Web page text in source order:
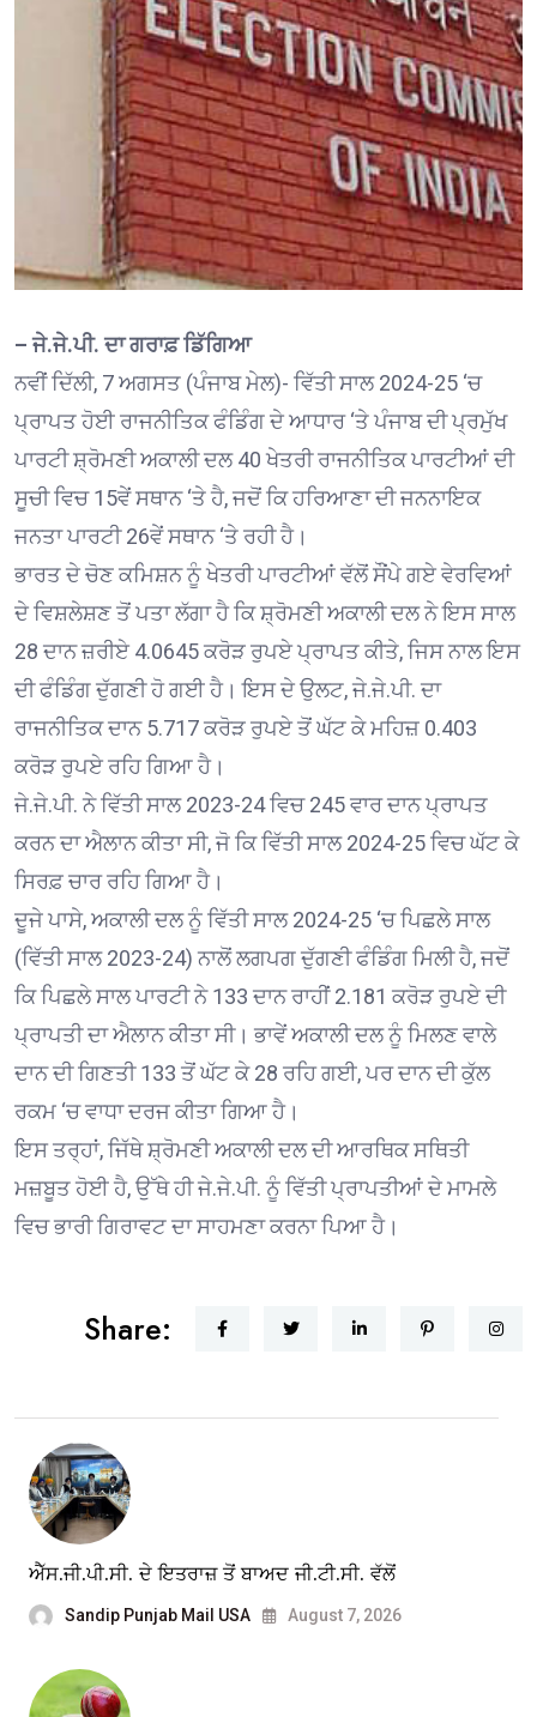
– ਜੇ.ਜੇ.ਪੀ. ਦਾ ਗਰਾਫ਼ ਡਿੱਗਿਆ
ਨਵੀਂ ਦਿੱਲੀ, 7 ਅਗਸਤ (ਪੰਜਾਬ ਮੇਲ)- ਵਿੱਤੀ ਸਾਲ 2024-25 ‘ਚ
ਪ੍ਰਾਪਤ ਹੋਈ ਰਾਜਨੀਤਿਕ ਫੰਡਿੰਗ ਦੇ ਆਧਾਰ ‘ਤੇ ਪੰਜਾਬ ਦੀ ਪ੍ਰਮੁੱਖ
ਪਾਰਟੀ ਸ਼੍ਰੋਮਣੀ ਅਕਾਲੀ ਦਲ 40 ਖੇਤਰੀ ਰਾਜਨੀਤਿਕ ਪਾਰਟੀਆਂ ਦੀ
ਸੂਚੀ ਵਿਚ 15ਵੇਂ ਸਥਾਨ ‘ਤੇ ਹੈ, ਜਦੋਂ ਕਿ ਹਰਿਆਣਾ ਦੀ ਜਨਨਾਇਕ
ਜਨਤਾ ਪਾਰਟੀ 26ਵੇਂ ਸਥਾਨ ‘ਤੇ ਰਹੀ ਹੈ।
ਭਾਰਤ ਦੇ ਚੋਣ ਕਮਿਸ਼ਨ ਨੂੰ ਖੇਤਰੀ ਪਾਰਟੀਆਂ ਵੱਲੋਂ ਸੌਂਪੇ ਗਏ ਵੇਰਵਿਆਂ
ਦੇ ਵਿਸ਼ਲੇਸ਼ਣ ਤੋਂ ਪਤਾ ਲੱਗਾ ਹੈ ਕਿ ਸ਼੍ਰੋਮਣੀ ਅਕਾਲੀ ਦਲ ਨੇ ਇਸ ਸਾਲ
28 ਦਾਨ ਜ਼ਰੀਏ 4.0645 ਕਰੋੜ ਰੁਪਏ ਪ੍ਰਾਪਤ ਕੀਤੇ, ਜਿਸ ਨਾਲ ਇਸ
ਦੀ ਫੰਡਿੰਗ ਦੁੱਗਣੀ ਹੋ ਗਈ ਹੈ। ਇਸ ਦੇ ਉਲਟ, ਜੇ.ਜੇ.ਪੀ. ਦਾ
ਰਾਜਨੀਤਿਕ ਦਾਨ 5.717 ਕਰੋੜ ਰੁਪਏ ਤੋਂ ਘੱਟ ਕੇ ਮਹਿਜ਼ 0.403
ਕਰੋੜ ਰੁਪਏ ਰਹਿ ਗਿਆ ਹੈ।
ਜੇ.ਜੇ.ਪੀ. ਨੇ ਵਿੱਤੀ ਸਾਲ 2023-24 ਵਿਚ 245 ਵਾਰ ਦਾਨ ਪ੍ਰਾਪਤ
ਕਰਨ ਦਾ ਐਲਾਨ ਕੀਤਾ ਸੀ, ਜੋ ਕਿ ਵਿੱਤੀ ਸਾਲ 2024-25 ਵਿਚ ਘੱਟ ਕੇ
ਸਿਰਫ਼ ਚਾਰ ਰਹਿ ਗਿਆ ਹੈ।
ਦੂਜੇ ਪਾਸੇ, ਅਕਾਲੀ ਦਲ ਨੂੰ ਵਿੱਤੀ ਸਾਲ 2024-25 ‘ਚ ਪਿਛਲੇ ਸਾਲ
(ਵਿੱਤੀ ਸਾਲ 2023-24) ਨਾਲੋਂ ਲਗਪਗ ਦੁੱਗਣੀ ਫੰਡਿੰਗ ਮਿਲੀ ਹੈ, ਜਦੋਂ
ਕਿ ਪਿਛਲੇ ਸਾਲ ਪਾਰਟੀ ਨੇ 133 ਦਾਨ ਰਾਹੀਂ 2.181 ਕਰੋੜ ਰੁਪਏ ਦੀ
ਪ੍ਰਾਪਤੀ ਦਾ ਐਲਾਨ ਕੀਤਾ ਸੀ। ਭਾਵੇਂ ਅਕਾਲੀ ਦਲ ਨੂੰ ਮਿਲਣ ਵਾਲੇ
ਦਾਨ ਦੀ ਗਿਣਤੀ 133 ਤੋਂ ਘੱਟ ਕੇ 28 ਰਹਿ ਗਈ, ਪਰ ਦਾਨ ਦੀ ਕੁੱਲ
ਰਕਮ ‘ਚ ਵਾਧਾ ਦਰਜ ਕੀਤਾ ਗਿਆ ਹੈ।
ਇਸ ਤਰ੍ਹਾਂ, ਜਿੱਥੇ ਸ਼੍ਰੋਮਣੀ ਅਕਾਲੀ ਦਲ ਦੀ ਆਰਥਿਕ ਸਥਿਤੀ
ਮਜ਼ਬੂਤ ਹੋਈ ਹੈ, ਉੱਥੇ ਹੀ ਜੇ.ਜੇ.ਪੀ. ਨੂੰ ਵਿੱਤੀ ਪ੍ਰਾਪਤੀਆਂ ਦੇ ਮਾਮਲੇ
ਵਿਚ ਭਾਰੀ ਗਿਰਾਵਟ ਦਾ ਸਾਹਮਣਾ ਕਰਨਾ ਪਿਆ ਹੈ।
Share:
ਐੱਸ.ਜੀ.ਪੀ.ਸੀ. ਦੇ ਇਤਰਾਜ਼ ਤੋਂ ਬਾਅਦ ਜੀ.ਟੀ.ਸੀ. ਵੱਲੋਂ
Sandip Punjab Mail USA August 7, 2026